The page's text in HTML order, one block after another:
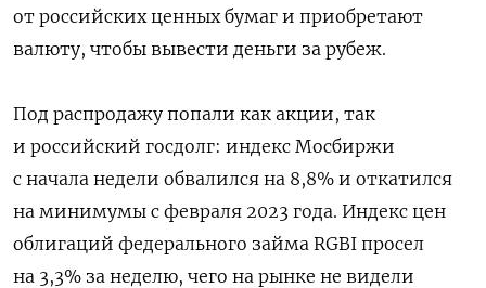
от российских ценных бумаг и приобретают
валюту, чтобы вывести деньги за рубеж.
Под распродажу попали как акции, так
и российский госдолг: индекс Мосбиржи
с начала недели обвалился на 8,8% и откатился
на минимумы с февраля 2023 года. Индекс цен
облигаций федерального займа RGBI просел
на 3,3% за неделю, чего на рынке не видели